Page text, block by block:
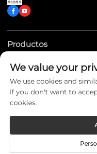
Productos
Enlaces rápidos
Contáctenos
Copyright © CLW Special
Reserved -
We value your
We use cookies and
If you don't want to
cookies.